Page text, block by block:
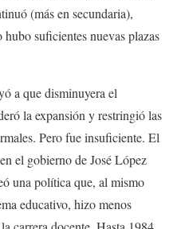
(más en secundaria),
suficientes nuevas plazas
a que disminuyera el
la expansión y restringió las
Pero fue insuficiente. El
el gobierno de José López
una política que, al mismo
educativo, hizo menos